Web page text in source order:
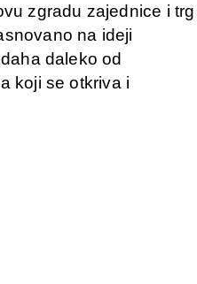
zgradu zajednice i trg
na ideji
daleko od
koji se otkriva i